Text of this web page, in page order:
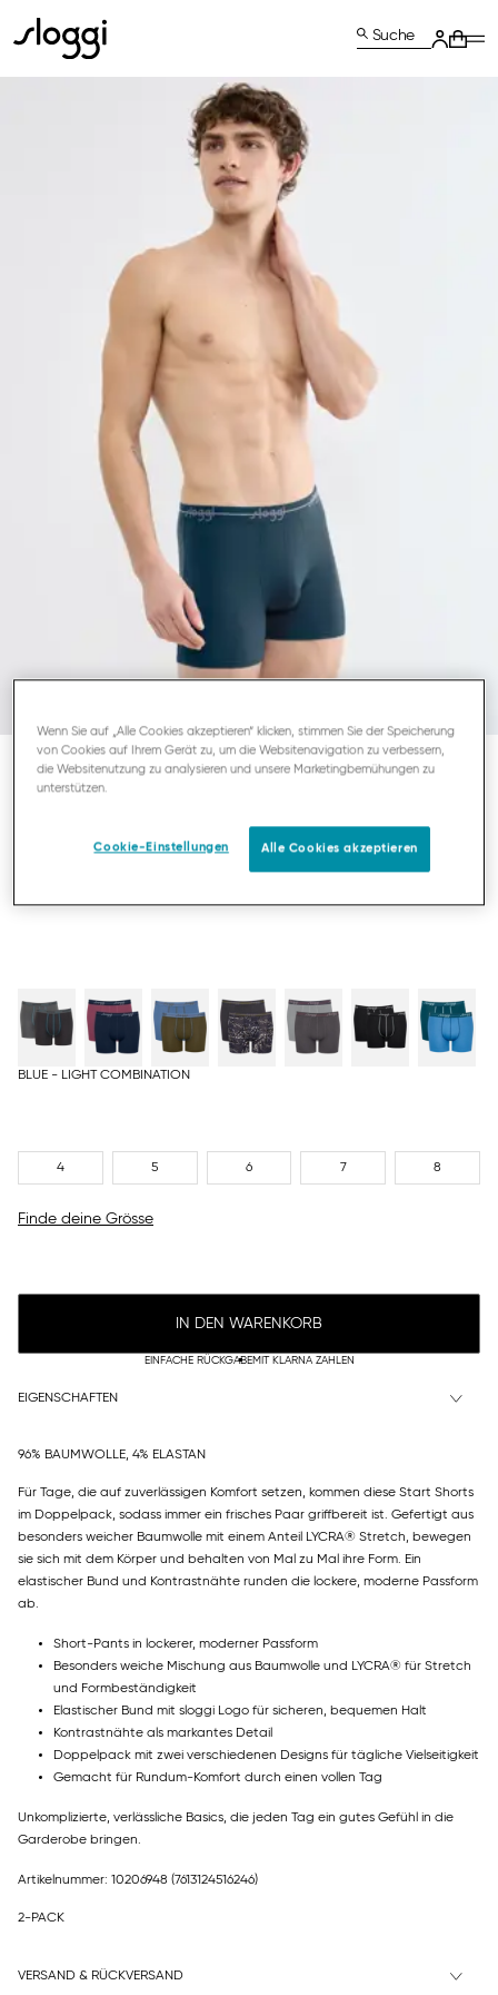
Suche
SLOGGI MEN START
BLUE - LIGHT COMBINATION
4 5 6 7 8
Finde deine Grösse
IN DEN WARENKORB
EINFACHE RÜCKGABEMIT KLARNA ZAHLEN
EIGENSCHAFTEN
96% BAUMWOLLE, 4% ELASTAN
Für Tage, die auf zuverlässigen Komfort setzen, kommen diese Start Shorts
im Doppelpack, sodass immer ein frisches Paar griffbereit ist. Gefertigt aus
besonders weicher Baumwolle mit einem Anteil LYCRA® Stretch, bewegen
sie sich mit dem Körper und behalten von Mal zu Mal ihre Form. Ein
elastischer Bund und Kontrastnähte runden die lockere, moderne Passform
ab.
Short-Pants in lockerer, moderner Passform
Besonders weiche Mischung aus Baumwolle und LYCRA® für Stretch
und Formbeständigkeit
Elastischer Bund mit sloggi Logo für sicheren, bequemen Halt
Kontrastnähte als markantes Detail
Doppelpack mit zwei verschiedenen Designs für tägliche Vielseitigkeit
Gemacht für Rundum-Komfort durch einen vollen Tag
Unkomplizierte, verlässliche Basics, die jeden Tag ein gutes Gefühl in die
Garderobe bringen.
Artikelnummer: 10206948 (7613124516246)
2-PACK
VERSAND & RÜCKVERSAND
Wenn Sie auf „Alle Cookies akzeptieren“ klicken, stimmen Sie der Speicherung
von Cookies auf Ihrem Gerät zu, um die Websitenavigation zu verbessern,
die Websitenutzung zu analysieren und unsere Marketingbemühungen zu
unterstützen.
Cookie-Einstellungen Alle Cookies akzeptieren